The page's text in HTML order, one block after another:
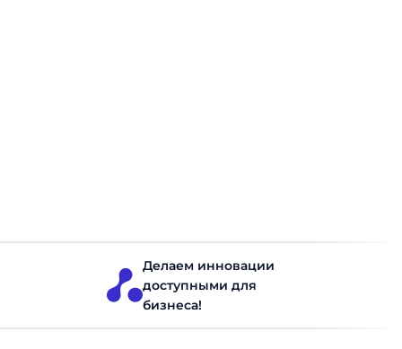
Делаем инновации
доступными для
бизнеса!